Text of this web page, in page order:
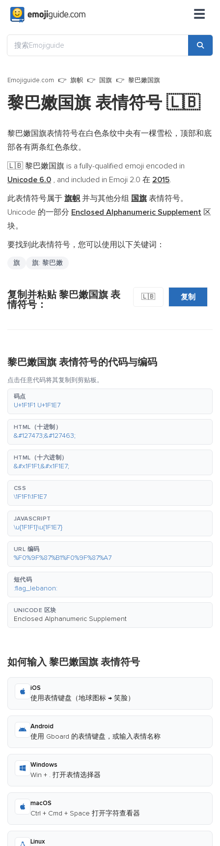
☰
Emojiguide.com 旗帜 国旗 黎巴嫩国旗
黎巴嫩国旗 表情符号 🇱🇧
黎巴嫩国旗表情符号在白色条纹中央有一棵雪松，顶部和底
部各有两条红色条纹。
🇱🇧 黎巴嫩国旗 is a fully-qualified emoji encoded in
Unicode 6.0 , and included in Emoji 2.0 在 2015.
此表情符号属于 旗帜并与其他分组 国旗 表情符号。
Unicode 的一部分 Enclosed Alphanumeric Supplement 区
块。
要找到此表情符号，您可以使用以下关键词：
旗 旗: 黎巴嫩
复制并粘贴 黎巴嫩国旗 表
情符号：
🇱🇧 复制
黎巴嫩国旗 表情符号的代码与编码
点击任意代码将其复制到剪贴板。
码点
U+1F1F1 U+1F1E7
HTML（十进制）
&#127473;&#127463;
HTML（十六进制）
&#x1F1F1;&#x1F1E7;
CSS
\1F1F1\1F1E7
JAVASCRIPT
\u{1F1F1}\u{1F1E7}
URL 编码
%F0%9F%87%B1%F0%9F%87%A7
短代码
:flag_lebanon:
UNICODE 区块
Enclosed Alphanumeric Supplement
如何输入 黎巴嫩国旗 表情符号
iOS
使用表情键盘（地球图标 → 笑脸）
Android
使用 Gboard 的表情键盘，或输入表情名称
Windows
Win + . 打开表情选择器
macOS
Ctrl + Cmd + Space 打开字符查看器
Linux